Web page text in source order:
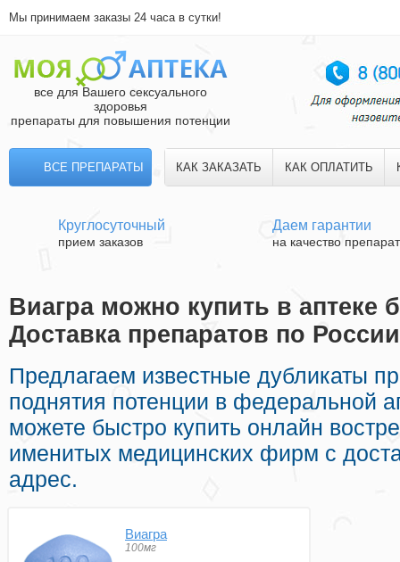
Мы принимаем заказы 24 часа в сутки!
все для Вашего сексуального
здоровья
препараты для повышения потенции
ВСЕ ПРЕПАРАТЫ КАК ЗАКАЗАТЬ КАК ОПЛАТИТЬ
Круглосуточный
прием заказов
Даем гарантии
на качество
Виагра можно купить в аптеке
Доставка препаратов по России
Предлагаем известные дубликаты
поднятия потенции в федеральной
можете быстро купить онлайн
именитых медицинских фирм с
адрес.
Виагра
100мг